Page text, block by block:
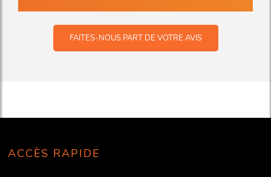
FAITES-NOUS PART DE VOTRE AVIS
ACCÈS RAPIDE